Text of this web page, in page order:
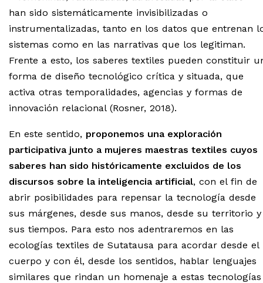
han sido sistemáticamente invisibilizadas o
instrumentalizadas, tanto en los datos que entrenan
sistemas como en las narrativas que los legitiman.
Frente a esto, los saberes textiles pueden constituir
forma de diseño tecnológico crítica y situada, que
activa otras temporalidades, agencias y formas de
innovación relacional (Rosner, 2018).
En este sentido, proponemos una exploración
participativa junto a mujeres maestras textiles cuyos
saberes han sido históricamente excluidos de los
discursos sobre la inteligencia artificial, con el fin de
abrir posibilidades para repensar la tecnología desde
sus márgenes, desde sus manos, desde su territorio y
sus tiempos. Para esto nos adentraremos en las
ecologías textiles de Sutatausa para acordar desde el
cuerpo y con él, desde los sentidos, hablar lenguajes
similares que rindan un homenaje a estas tecnologías